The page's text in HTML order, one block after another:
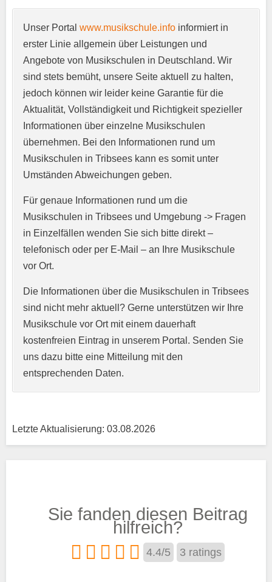
Anschrift
E-Mail-Adresse*
Kurzprofil der Musikschule*
Trägertyp*
Unser Portal www.musikschule.info informiert in
erster Linie allgemein über Leistungen und
Angebote von Musikschulen in Deutschland. Wir
sind stets bemüht, unsere Seite aktuell zu halten,
jedoch können wir leider keine Garantie für die
Aktualität, Vollständigkeit und Richtigkeit spezieller
Informationen über einzelne Musikschulen
übernehmen. Bei den Informationen rund um
Musikschulen in Tribsees kann es somit unter
Umständen Abweichungen geben.
Für genaue Informationen rund um die
Musikschulen in Tribsees und Umgebung -> Fragen
in Einzelfällen wenden Sie sich bitte direkt –
telefonisch oder per E-Mail – an Ihre Musikschule
vor Ort.
Die Informationen über die Musikschulen in Tribsees
sind nicht mehr aktuell? Gerne unterstützen wir Ihre
Musikschule vor Ort mit einem dauerhaft
kostenfreien Eintrag in unserem Portal. Senden Sie
uns dazu bitte eine Mitteilung mit den
entsprechenden Daten.
Letzte Aktualisierung: 03.08.2026
Sie fanden diesen Beitrag
hilfreich?
4.4/5 3 ratings